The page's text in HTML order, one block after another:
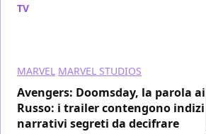
TV
MARVEL MARVEL STUDIOS
Avengers: Doomsday, la parola ai
Russo: i trailer contengono indizi
narrativi segreti da decifrare